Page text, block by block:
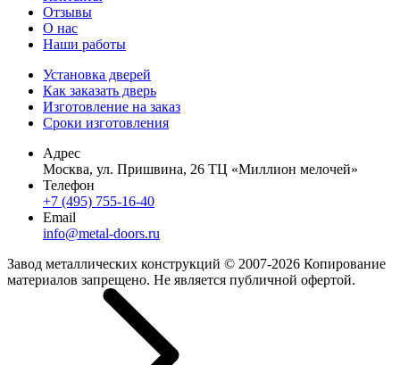
Отзывы
О нас
Наши работы
Установка дверей
Как заказать дверь
Изготовление на заказ
Сроки изготовления
Адрес
Москва, ул. Пришвина, 26 ТЦ «Миллион мелочей»
Телефон
+7 (495) 755-16-40
Email
info@metal-doors.ru
Завод металлических конструкций © 2007-2026 Копирование
материалов запрещено. Не является публичной офертой.